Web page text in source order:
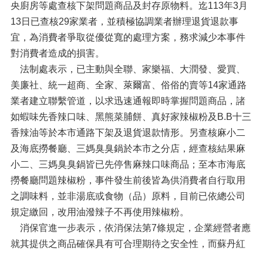
央廚房等處查核下架問題商品及封存原物料。迄113年3月
13日已查核29家業者，並積極協調業者辦理退貨退款事
宜，為消費者爭取從優從寬的處理方案，務求減少本事件
對消費者造成的損害。
法制處表示，已主動與全聯、家樂福、大潤發、愛買、
美廉社、統一超商、全家、萊爾富、俗俗的賣等14家通路
業者建立聯繫管道，以求迅速通報即時掌握問題商品，諸
如蝦味先香辣口味、黑熊菜脯餅、真好家辣椒粉及B.B十三
香辣油等於本市通路下架及退貨退款情形。另查核麻小二
及海底撈餐廳、三媽臭臭鍋於本市之分店，經查核結果麻
小二、三媽臭臭鍋皆已先停售麻辣口味商品；至本市海底
撈餐廳問題辣椒粉，事件發生前後皆為供消費者自行取用
之調味料，並非湯底或食物（品）原料，目前已依總公司
規定繳回，改用油潑辣子不再使用辣椒粉。
消保官進一步表示，依消保法第7條規定，企業經營者應
就其提供之商品確保具有可合理期待之安全性，而蘇丹紅